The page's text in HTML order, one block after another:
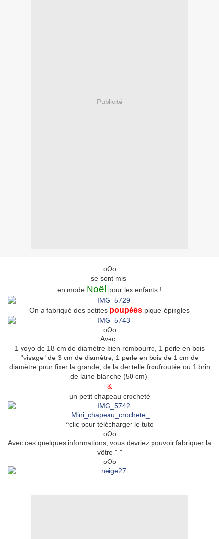
Publicité
oOo
se sont mis
en mode Noël pour les enfants !
On a fabriqué des petites poupées pique-épingles
oOo
Avec :
1 yoyo de 18 cm de diamètre bien rembourré, 1 perle en bois
"visage" de 3 cm de diamètre, 1 perle en bois de 1 cm de
diamètre pour fixer la grande, de la dentelle froufroutée ou 1 brin
de laine blanche (50 cm)
&
un petit chapeau crocheté
Mini_chapeau_crochete_
^clic pour télécharger le tuto
oOo
Avec ces quelques informations, vous devriez pouvoir fabriquer la
vôtre "-"
oOo